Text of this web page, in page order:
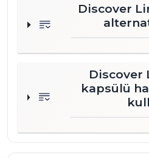
Discover
Discover
kapsülü